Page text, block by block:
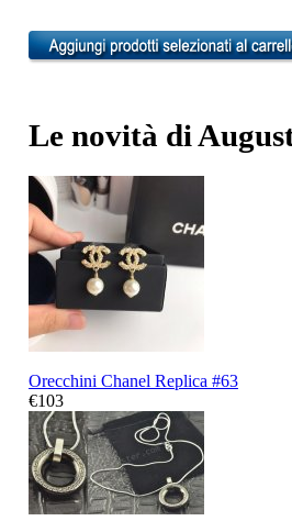
Le novità di
Orecchini Chanel Replica #63
€103